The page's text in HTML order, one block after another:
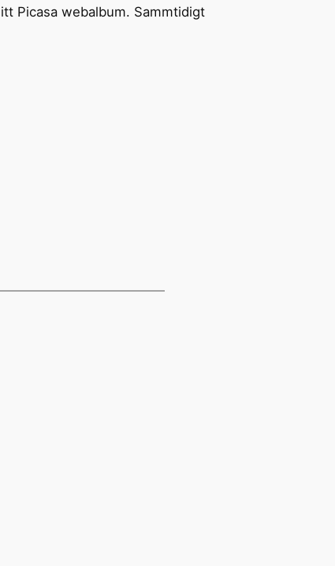
Picasa webalbum. Sammtidigt